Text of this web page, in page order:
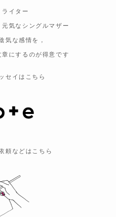
ライター
気なシングルマザー
気な感情を，
にするのが得意です
セイはこちら
頼などはこちら